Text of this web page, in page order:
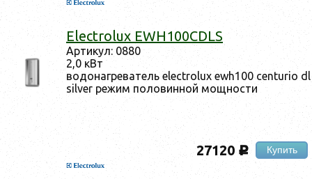
Electrolux EWH100CDLS
Ар­ти­кул: 0880
2,0 кВт
во­донаг­ре­ватель electrolux ewh100 centurio dl
silver ре­жим по­ловин­ной мощ­ности
27120 c Купить